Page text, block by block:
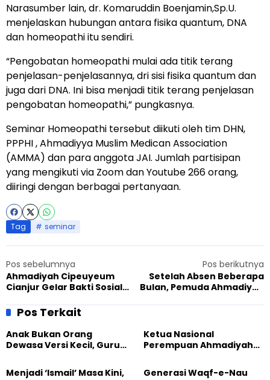
Narasumber lain, dr. Komaruddin Boenjamin,Sp.U.
menjelaskan hubungan antara fisika quantum, DNA
dan homeopathi itu sendiri.
“Pengobatan homeopathi mulai ada titik terang
penjelasan-penjelasannya, dri sisi fisika quantum dan
juga dari DNA. Ini bisa menjadi titik terang penjelasan
pengobatan homeopathi,” pungkasnya.
Seminar Homeopathi tersebut diikuti oleh tim DHN,
PPPHI , Ahmadiyya Muslim Medican Association
(AMMA) dan para anggota JAI. Jumlah partisipan
yang mengikuti via Zoom dan Youtube 266 orang,
diiringi dengan berbagai pertanyaan.
Tag seminar
Pos sebelumnya
Ahmadiyah Cipeuyeum
Cianjur Gelar Bakti Sosial
Pos berikutnya
Setelah Absen Beberapa
Bulan, Pemuda Ahmadiyah
Camp’
Pos Terkait
Anak Bukan Orang
Dewasa Versi Kecil, Guru
Pendidikan BERLIAN
Ketua Nasional
Perempuan Ahmadiyah
Besar Universitas
Terbuka
Menjadi ‘Ismail’ Masa Kini,
Generasi Waqf-e-Nau